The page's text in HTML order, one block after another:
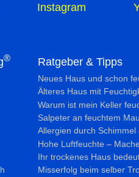
Instagram
® Ratgeber & Tipps
Neues Haus und schon
Älteres Haus mit
Warum ist mein Keller
Salpeter an feuchtem
Allergien durch Schimmel
Hohe Luftfeuchte –
Ihr trockenes Haus
Misserfolg beim selber